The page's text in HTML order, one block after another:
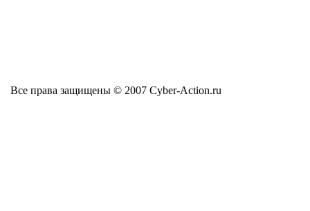
Все права защищены © 2007 Cyber-Action.ru